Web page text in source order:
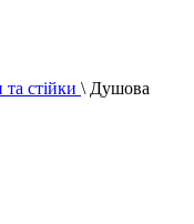
стійки \ Душова